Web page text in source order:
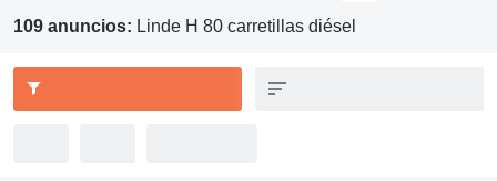
109 anuncios: Linde H 80 carretillas diésel